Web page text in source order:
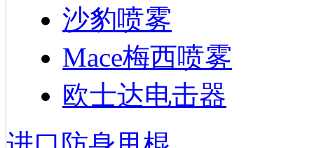
沙豹喷雾
Mace梅西喷雾
欧士达电击器